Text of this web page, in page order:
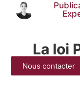
La loi
Nous contacter